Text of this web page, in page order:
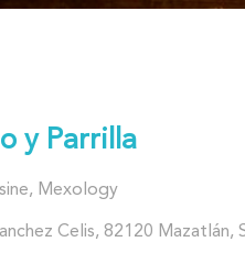
y Parrilla
Mexology
Celis, 82120 Mazatlán,